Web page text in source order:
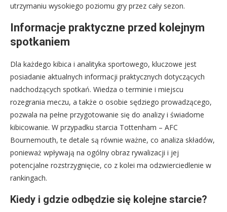
utrzymaniu wysokiego poziomu gry przez cały sezon.
Informacje praktyczne przed kolejnym
spotkaniem
Dla każdego kibica i analityka sportowego, kluczowe jest
posiadanie aktualnych informacji praktycznych dotyczących
nadchodzących spotkań. Wiedza o terminie i miejscu
rozegrania meczu, a także o osobie sędziego prowadzącego,
pozwala na pełne przygotowanie się do analizy i świadome
kibicowanie. W przypadku starcia Tottenham – AFC
Bournemouth, te detale są równie ważne, co analiza składów,
ponieważ wpływają na ogólny obraz rywalizacji i jej
potencjalne rozstrzygnięcie, co z kolei ma odzwierciedlenie w
rankingach.
Kiedy i gdzie odbędzie się kolejne starcie?